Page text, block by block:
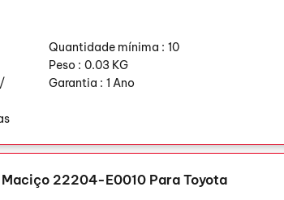
Quantidade mínima : 10
Peso : 0.03 KG
Garantia : 1 Ano
Maciço 22204-E0010 Para Toyota